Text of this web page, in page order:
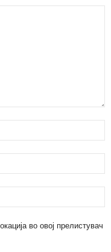
во овој прелистувач